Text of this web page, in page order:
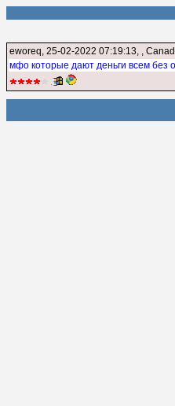
eworeq, 25-02-2022 07:19:13, ,
мфо которые дают деньги всем без